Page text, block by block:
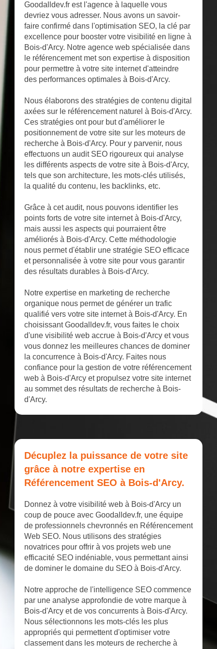
Goodalldev.fr est l'agence à laquelle vous
devriez vous adresser. Nous avons un savoir-
faire confirmé dans l'optimisation SEO, la clé par
excellence pour booster votre visibilité en ligne à
Bois-d'Arcy. Notre agence web spécialisée dans
le référencement met son expertise à disposition
pour permettre à votre site internet d'atteindre
des performances optimales à Bois-d'Arcy.
Nous élaborons des stratégies de contenu digital
axées sur le référencement naturel à Bois-d'Arcy.
Ces stratégies ont pour but d'améliorer le
positionnement de votre site sur les moteurs de
recherche à Bois-d'Arcy. Pour y parvenir, nous
effectuons un audit SEO rigoureux qui analyse
les différents aspects de votre site à Bois-d'Arcy,
tels que son architecture, les mots-clés utilisés,
la qualité du contenu, les backlinks, etc.
Grâce à cet audit, nous pouvons identifier les
points forts de votre site internet à Bois-d'Arcy,
mais aussi les aspects qui pourraient être
améliorés à Bois-d'Arcy. Cette méthodologie
nous permet d'établir une stratégie SEO efficace
et personnalisée à votre site pour vous garantir
des résultats durables à Bois-d'Arcy.
Notre expertise en marketing de recherche
organique nous permet de générer un trafic
qualifié vers votre site internet à Bois-d'Arcy. En
choisissant Goodalldev.fr, vous faites le choix
d'une visibilité web accrue à Bois-d'Arcy et vous
vous donnez les meilleures chances de dominer
la concurrence à Bois-d'Arcy. Faites nous
confiance pour la gestion de votre référencement
web à Bois-d'Arcy et propulsez votre site internet
au sommet des résultats de recherche à Bois-
d'Arcy.
Décuplez la puissance de votre site
grâce à notre expertise en
Référencement SEO à Bois-d'Arcy.
Donnez à votre visibilité web à Bois-d'Arcy un
coup de pouce avec Goodalldev.fr, une équipe
de professionnels chevronnés en Référencement
Web SEO. Nous utilisons des stratégies
novatrices pour offrir à vos projets web une
efficacité SEO indéniable, vous permettant ainsi
de dominer le domaine du SEO à Bois-d'Arcy.
Notre approche de l'intelligence SEO commence
par une analyse approfondie de votre marque à
Bois-d'Arcy et de vos concurrents à Bois-d'Arcy.
Nous sélectionnons les mots-clés les plus
appropriés qui permettent d'optimiser votre
classement dans les moteurs de recherche à